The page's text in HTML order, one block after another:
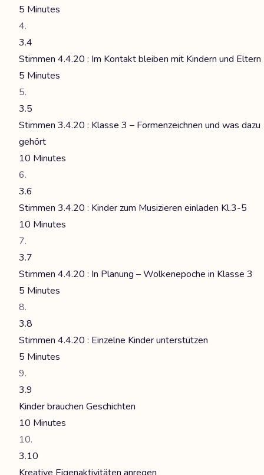
5 Minutes
3.4
Stimmen 4.4.20 : Im Kontakt bleiben mit Kindern und Eltern
5 Minutes
3.5
Stimmen 3.4.20 : Klasse 3 – Formenzeichnen und was dazu
gehört
10 Minutes
3.6
Stimmen 3.4.20 : Kinder zum Musizieren einladen Kl.3-5
10 Minutes
3.7
Stimmen 4.4.20 : In Planung – Wolkenepoche in Klasse 3
5 Minutes
3.8
Stimmen 4.4.20 : Einzelne Kinder unterstützen
5 Minutes
3.9
Kinder brauchen Geschichten
10 Minutes
3.10